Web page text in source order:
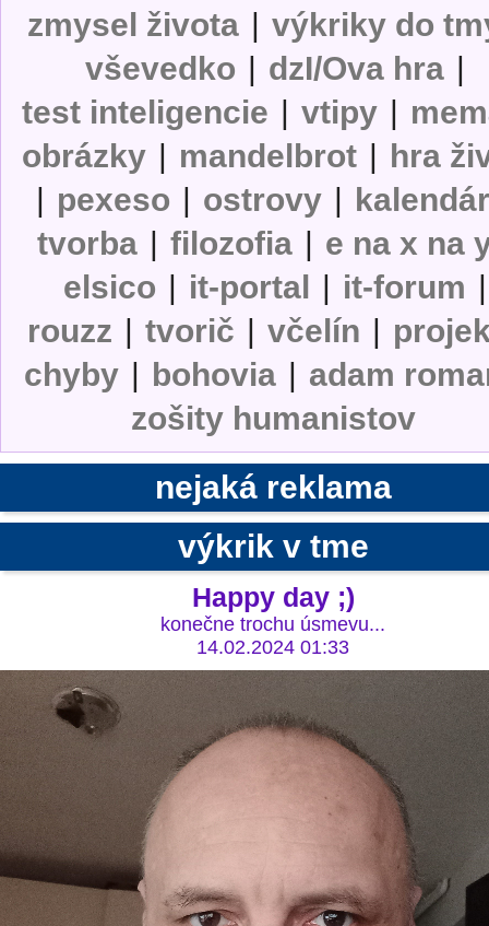
zmysel života | výkriky do
vševedko | dzI/Ova hra |
test inteligencie | vtipy |
obrázky | mandelbrot | hra
| pexeso | ostrovy | kalendár
tvorba | filozofia | e na x na
elsico | it-portal | it-forum |
rouzz | tvorič | včelín |
chyby | bohovia | adam
zošity humanistov
nejaká reklama
výkrik v tme
Happy day ;)
konečne trochu úsmevu...
14.02.2024 01:33